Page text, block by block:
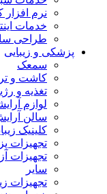
نرم افزار
خدمات
طراحی
پزشکی و زیبایی
سمعک
کاشت و
تغذیه و
لوازم
سالن
کلینیک
تجهیزات
تجهیزات
سایر
تجهیزات